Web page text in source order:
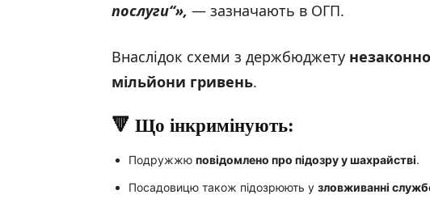
послуги“», — зазначають в ОГП.
Внаслідок схеми з держбюджету
мільйони гривень.
🔻 Що інкримінують:
Подружжю повідомлено про підозру у шахрайстві.
Посадовицю також підозрюють у зловживанні